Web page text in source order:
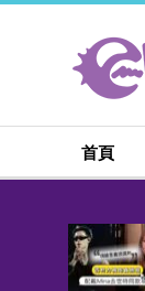
首頁